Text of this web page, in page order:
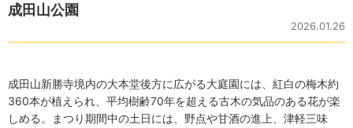
成田山公園
2026.01.26
成田山新勝寺境内の大本堂後方に広がる大庭園には、紅白の梅木約
360本が植えられ、平均樹齢70年を超える古木の気品のある花が楽
しめる。まつり期間中の土日には、野点や甘酒の進上、津軽三味